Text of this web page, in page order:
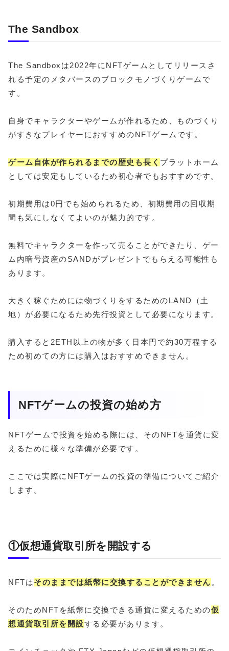
The Sandbox
The Sandboxは2022年にNFTゲームとしてリリースさ
れる予定のメタバースのブロックモノづくりゲームで
す。
自身でキャラクターやゲームが作れるため、ものづくり
がすきなプレイヤーにおすすめのNFTゲームです。
ゲーム自体が作られるまでの歴史も長く プラットホーム
としては安定もしているため初心者でもおすすめです。
初期費用は0円でも始められるため、初期費用の回収期
間も気にしなくてよいのが魅力的です。
無料でキャラクターを作って売ることができたり、ゲー
ム内暗号資産のSANDがプレゼントでもらえる可能性も
あります。
大きく稼ぐためには物づくりをするためのLAND（土
地）が必要になるため先行投資として必要になります。
購入すると2ETH以上の物が多く日本円で約30万程する
ため初めての方には購入はおすすめできません。
NFTゲームの投資の始め方
NFTゲームで投資を始める際には、そのNFTを通貨に変
えるために様々な準備が必要です。
ここでは実際にNFTゲームの投資の準備についてご紹介
します。
①仮想通貨取引所を開設する
NFTはその ままでは紙幣に交換することができません 。
そのためNFTを紙幣に交換できる通貨に変えるための仮
想通貨取引所を開設する必要があります。